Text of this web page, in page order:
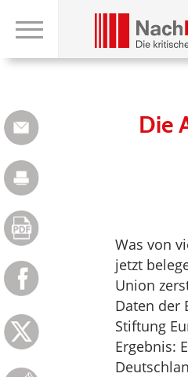
Die
Was von
jetzt
Union
Daten der
Stiftung
Ergebnis: